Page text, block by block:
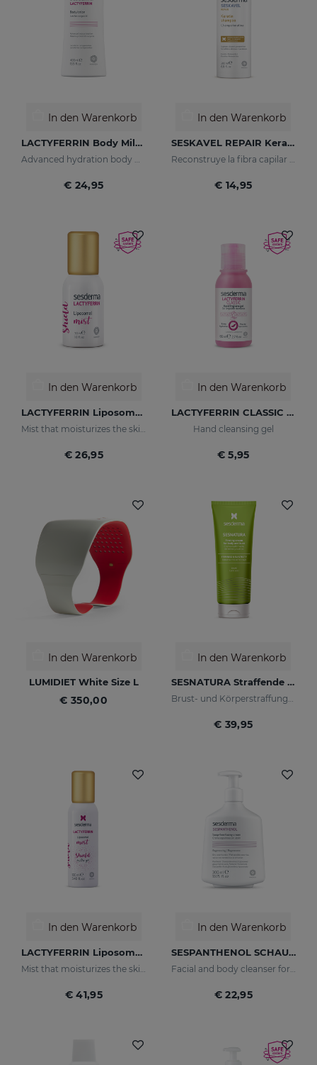
In den Warenkorb
LACTYFERRIN Body Milk 400ML
€ 24,95
In den Warenkorb
SESKAVEL REPAIR Keratin-Shampoo
€ 14,95
In den Warenkorb
LACTYFERRIN Liposomal Mist 30ml
€ 26,95
In den Warenkorb
LACTYFERRIN CLASSIC Hand Hygiene Gel 80ml
Hand cleansing gel
€ 5,95
In den Warenkorb
LUMIDIET White Size L
€ 350,00
In den Warenkorb
SESNATURA Straffende Creme Für Körper & Busen
Brust- und Körperstraffungscreme
€ 39,95
In den Warenkorb
LACTYFERRIN Liposomal Mist 100ml
€ 41,95
In den Warenkorb
SESPANTHENOL SCHAUMCREME OHNE SEIFE 300 ML
€ 22,95